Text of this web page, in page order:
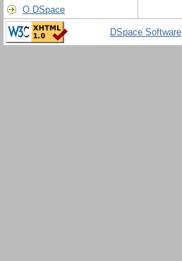
О DSpace
DSpace Software